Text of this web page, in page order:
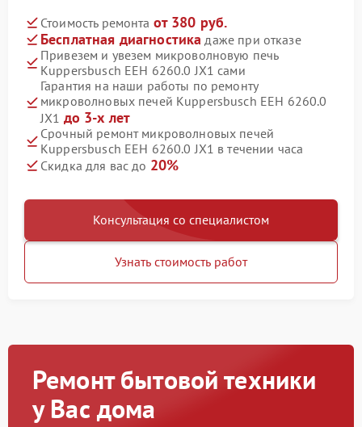
Стоимость ремонта от 380 руб.
Бесплатная диагностика даже при отказе
Привезем и увезем микроволновую печь
Kuppersbusch EEH 6260.0 JX1 сами
Гарантия на наши работы по ремонту
микроволновых печей Kuppersbusch EEH 6260.0
JX1 до 3-х лет
Срочный ремонт микроволновых печей
Kuppersbusch EEH 6260.0 JX1 в течении часа
Скидка для вас до 20%
Консультация со специалистом
Узнать стоимость работ
Ремонт бытовой техники
у Вас дома